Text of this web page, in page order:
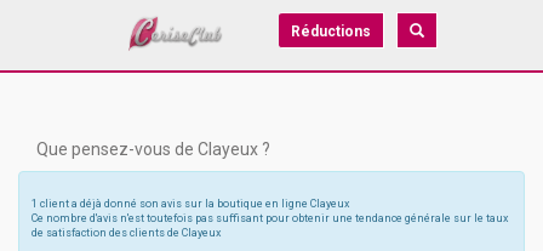
Réductions
Que pensez-vous de Clayeux ?
1 client a déjà donné son avis sur la boutique en ligne Clayeux
Ce nombre d'avis n'est toutefois pas suffisant pour obtenir une tendance générale sur le taux
de satisfaction des clients de Clayeux